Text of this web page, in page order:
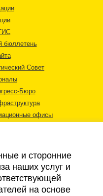
бюллетень
Совет
Бюро
офисы
и сторонние
наших услуг и
на основе